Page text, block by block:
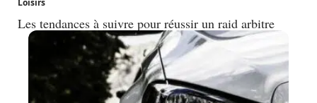
Les tendances à suivre pour réussir un raid arbitre